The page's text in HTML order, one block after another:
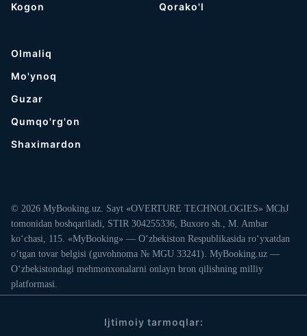
Kogon
Qorako'l
Olmaliq
Mo'ynoq
Guzar
Qumqo'rg'on
Shaximardon
© 2026 MyBooking.uz. Sayt «OVERTURE TECHNOLOGIES» MChJ
tomonidan boshqariladi, STIR 304255336, Buxoro sh., M. Ambar
ko‘chasi, 115. «MyBooking» — O‘zbekiston Respublikasida ro‘yxatdan
o‘tgan tovar belgisi (guvohnoma № MGU 33241). MyBooking.uz —
O‘zbekistondagi mehmonxonalarni onlayn bron qilishning milliy
platformasi.
Ijtimoiy tarmoqlar: